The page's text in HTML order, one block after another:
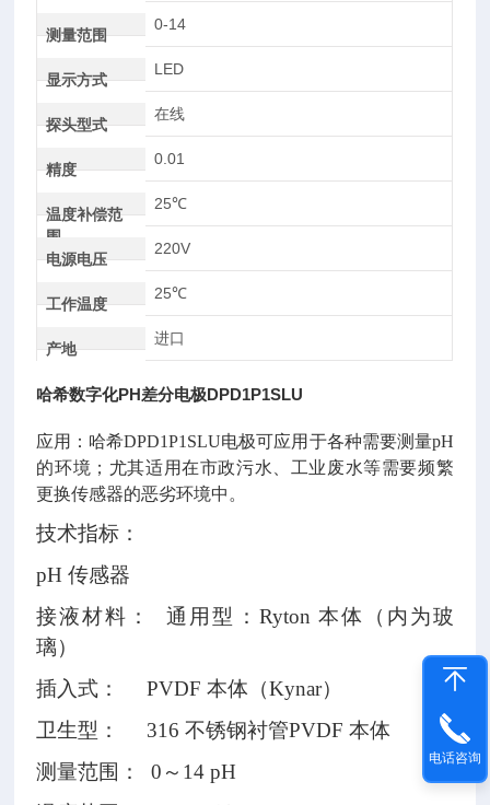
测量范围
0-14
显示方式
LED
探头型式
在线
精度
0.01
温度补偿范
围
25℃
电源电压
220V
工作温度
25℃
产地
进口
哈希数字化PH差分电极DPD1P1SLU
应用：哈希DPD1P1SLU电极可应用于各种需要测量pH
的环境；尤其适用在市政污水、工业废水等需要频繁
更换传感器的恶劣环境中。
技术指标：
pH 传感器
接液材料： 通用型：Ryton 本体（内为玻
璃）
插入式： PVDF 本体（Kynar）
卫生型： 316 不锈钢衬管PVDF 本体
测量范围： 0～14 pH
电话咨询